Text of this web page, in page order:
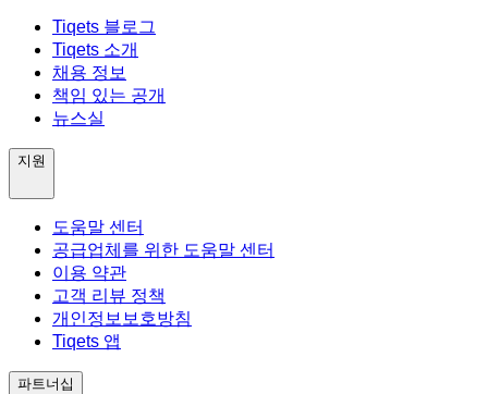
Tiqets 블로그
Tiqets 소개
채용 정보
책임 있는 공개
뉴스실
지원
도움말 센터
공급업체를 위한 도움말 센터
이용 약관
고객 리뷰 정책
개인정보보호방침
Tiqets 앱
파트너십